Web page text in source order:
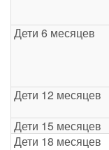
Дети 6 месяцев
Дети 12 месяцев
Дети 15 месяцев
Дети 18 месяцев